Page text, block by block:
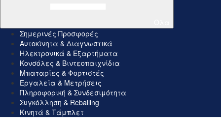
Σημερινές Προσφορές
Αυτοκίνητα & Διαγνωστικά
Ηλεκτρονικά & Εξαρτήματα
Κονσόλες & Βιντεοπαιχνίδια
Μπαταρίες & Φορτιστές
Εργαλεία & Μετρήσεις
Πληροφορική & Συνδεσιμότητα
Συγκόλληση & Reballing
Κινητά & Τάμπλετ